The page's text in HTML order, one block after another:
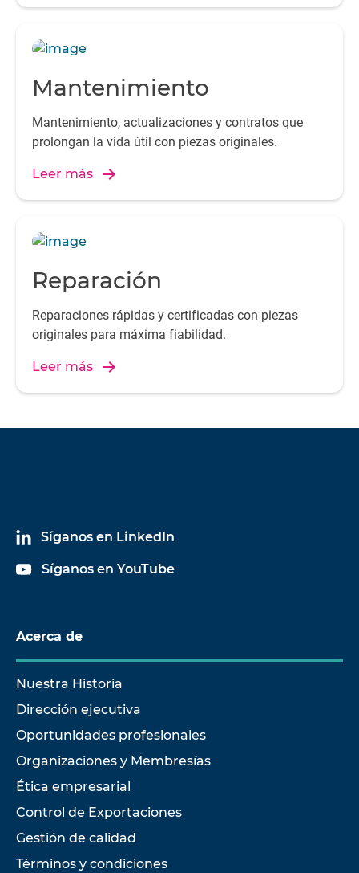
Mantenimiento
Mantenimiento, actualizaciones y contratos que
prolongan la vida útil con piezas originales.
Leer más
Reparación
Reparaciones rápidas y certificadas con piezas
originales para máxima fiabilidad.
Leer más
Síganos en LinkedIn
Síganos en YouTube
Acerca de
Nuestra Historia
Dirección ejecutiva
Oportunidades profesionales
Organizaciones y Membresías
Ética empresarial
Control de Exportaciones
Gestión de calidad
Términos y condiciones